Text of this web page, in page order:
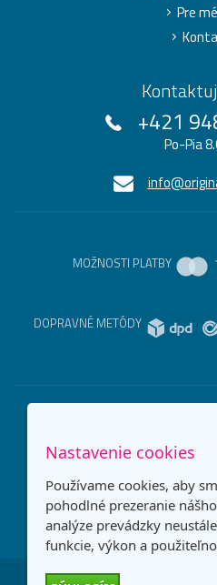
Pre
+421
Po-Pia
MOŽNOSTI PLATBY
DOPRAVNÉ METÓDY
Nastavenie cookies
Používame cookies, aby
pohodlné prezeranie
analýze prevádzky
funkcie, výkon a